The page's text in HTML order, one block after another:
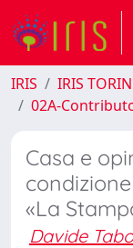
IRIS IRIS
02A-
Casa e
«La
Davide